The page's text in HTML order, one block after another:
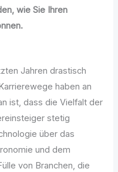
wie Sie Ihren
Jahren drastisch
haben an
ist, dass die Vielfalt der
stetig
über das
und dem
von Branchen, die